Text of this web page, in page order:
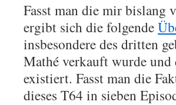
Fasst man die mir bislang
ergibt sich die folgende
insbesondere des dritten
Mathé verkauft wurde
existiert. Fasst man die
dieses T64 in sieben